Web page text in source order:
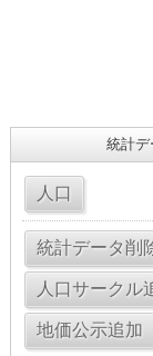
統計